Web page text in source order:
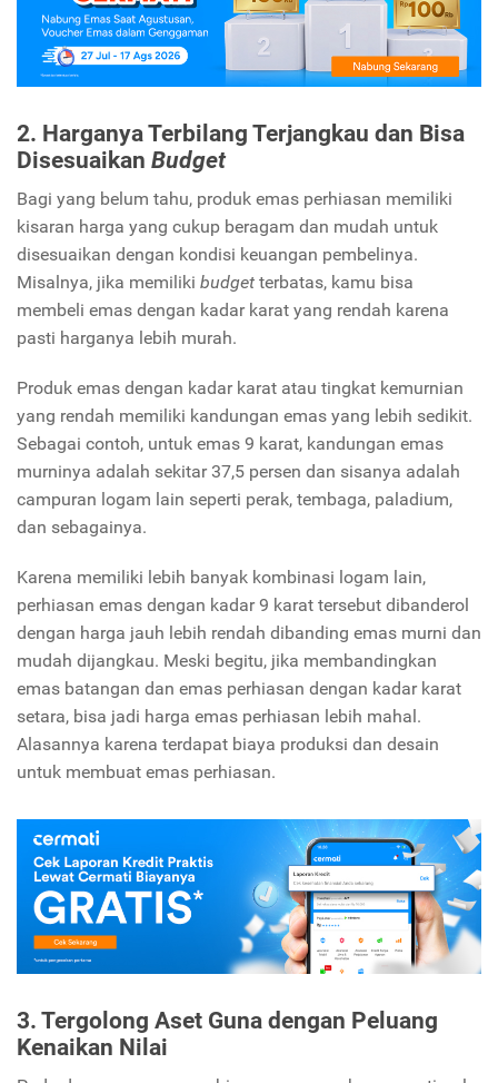
2. Harganya Terbilang Terjangkau dan Bisa
Disesuaikan Budget
Bagi yang belum tahu, produk emas perhiasan memiliki
kisaran harga yang cukup beragam dan mudah untuk
disesuaikan dengan kondisi keuangan pembelinya.
Misalnya, jika memiliki budget terbatas, kamu bisa
membeli emas dengan kadar karat yang rendah karena
pasti harganya lebih murah.
Produk emas dengan kadar karat atau tingkat kemurnian
yang rendah memiliki kandungan emas yang lebih sedikit.
Sebagai contoh, untuk emas 9 karat, kandungan emas
murninya adalah sekitar 37,5 persen dan sisanya adalah
campuran logam lain seperti perak, tembaga, paladium,
dan sebagainya.
Karena memiliki lebih banyak kombinasi logam lain,
perhiasan emas dengan kadar 9 karat tersebut dibanderol
dengan harga jauh lebih rendah dibanding emas murni dan
mudah dijangkau. Meski begitu, jika membandingkan
emas batangan dan emas perhiasan dengan kadar karat
setara, bisa jadi harga emas perhiasan lebih mahal.
Alasannya karena terdapat biaya produksi dan desain
untuk membuat emas perhiasan.
3. Tergolong Aset Guna dengan Peluang
Kenaikan Nilai